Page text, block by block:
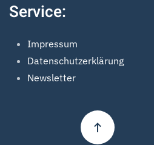
Service:
Impressum
Datenschutzerklärung
Newsletter